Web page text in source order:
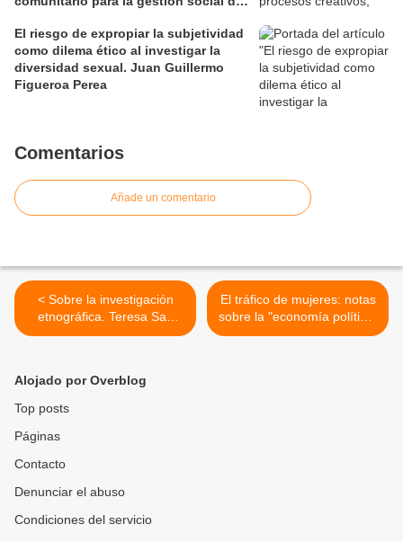
El riesgo de expropiar la subjetividad
como dilema ético al investigar la
diversidad sexual. Juan Guillermo
Figueroa Perea
Comentarios
Añade un comentario
< Sobre la investigación
etnográfica. Teresa San
Román.
El tráfico de mujeres: notas
sobre la "economía política"
del sexo. Gayle Rubin. >
Alojado por Overblog
Top posts
Páginas
Contacto
Denunciar el abuso
Condiciones del servicio